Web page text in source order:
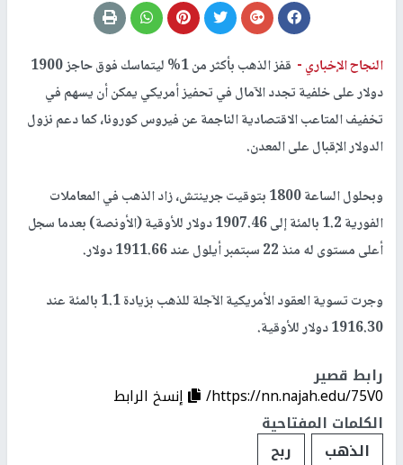
النجاح الإخباري -
قفز الذهب بأكثر من 1% ليتماسك فوق حاجز 1900
دولار على خلفية تجدد الآمال في تحفيز أمريكي يمكن أن يسهم في
تخفيف المتاعب الاقتصادية الناجمة عن فيروس كورونا، كما دعم نزول
الدولار الإقبال على المعدن.
وبحلول الساعة 1800 بتوقيت جرينتش، زاد الذهب في المعاملات
الفورية 1.2 بالمئة إلى 1907.46 دولار للأوقية (الأونصة) بعدما سجل
أعلى مستوى له منذ 22 سبتمبر أيلول عند 1911.66 دولار.
وجرت تسوية العقود الأمريكية الآجلة للذهب بزيادة 1.1 بالمئة عند
1916.30 دولار للأوقية.
رابط قصير
https://nn.najah.edu/75V0/
إنسخ الرابط
الكلمات المفتاحية
الذهب
ربح